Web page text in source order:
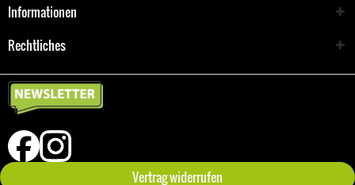
Informationen
Rechtliches
Vertrag widerrufen